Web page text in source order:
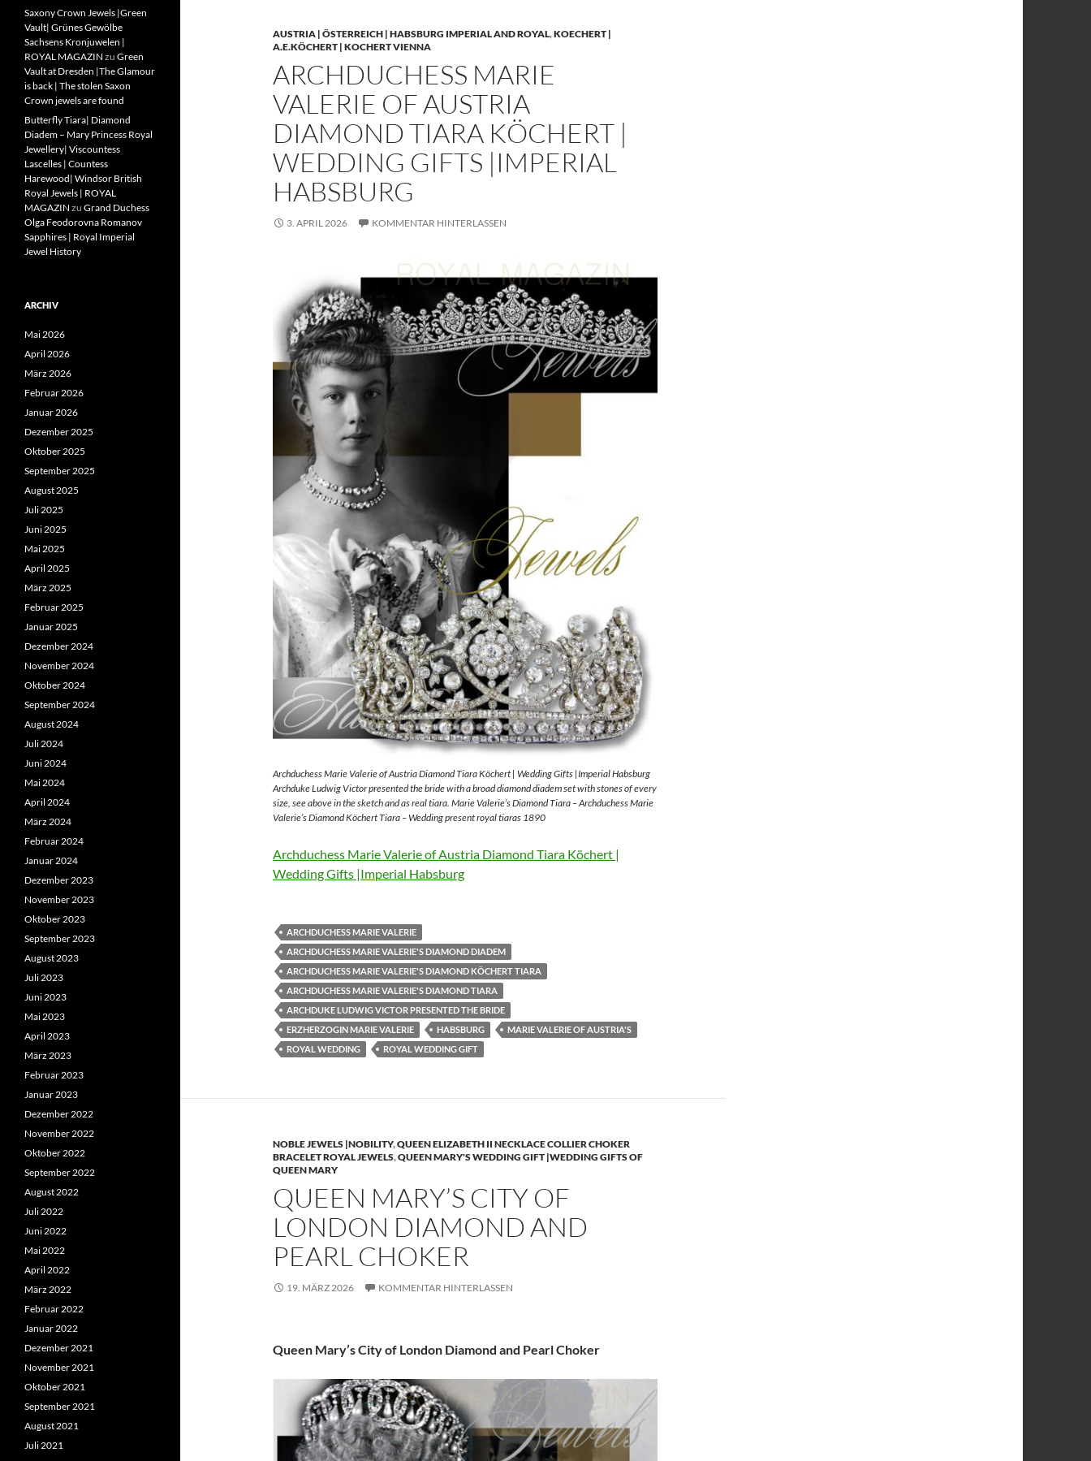
AUSTRIA | ÖSTERREICH | HABSBURG IMPERIAL AND ROYAL,KOECHERT |
A.E.KÖCHERT | KOCHERT VIENNA
ARCHDUCHESS MARIE
VALERIE OF AUSTRIA
DIAMOND TIARA KÖCHERT |
WEDDING GIFTS |IMPERIAL
HABSBURG
3. APRIL 2026 KOMMENTAR HINTERLASSEN
Archduchess Marie Valerie of Austria Diamond Tiara Köchert | Wedding Gifts |Imperial Habsburg
Archduke Ludwig Victor presented the bride with a broad diamond diadem set with stones of every
size, see above in the sketch and as real tiara. Marie Valerie’s Diamond Tiara – Archduchess Marie
Valerie’s Diamond Köchert Tiara – Wedding present royal tiaras 1890
Archduchess Marie Valerie of Austria Diamond Tiara Köchert |
Wedding Gifts |Imperial Habsburg
ARCHDUCHESS MARIE VALERIE
ARCHDUCHESS MARIE VALERIE'S DIAMOND DIADEM
ARCHDUCHESS MARIE VALERIE'S DIAMOND KÖCHERT TIARA
ARCHDUCHESS MARIE VALERIE'S DIAMOND TIARA
ARCHDUKE LUDWIG VICTOR PRESENTED THE BRIDE
ERZHERZOGIN MARIE VALERIE
HABSBURG
MARIE VALERIE OF AUSTRIA'S
ROYAL WEDDING
ROYAL WEDDING GIFT
NOBLE JEWELS |NOBILITY,QUEEN ELIZABETH II NECKLACE COLLIER CHOKER
BRACELET ROYAL JEWELS,QUEEN MARY'S WEDDING GIFT |WEDDING GIFTS OF
QUEEN MARY
QUEEN MARY’S CITY OF
LONDON DIAMOND AND
PEARL CHOKER
19. MÄRZ 2026 KOMMENTAR HINTERLASSEN
Queen Mary’s City of London Diamond and Pearl Choker
Saxony Crown Jewels |Green
Vault| Grünes Gewölbe
Sachsens Kronjuwelen |
ROYAL MAGAZIN zu Green
Vault at Dresden |The Glamour
is back | The stolen Saxon
Crown jewels are found
Butterfly Tiara| Diamond
Diadem – Mary Princess Royal
Jewellery| Viscountess
Lascelles | Countess
Harewood| Windsor British
Royal Jewels | ROYAL
MAGAZIN zu Grand Duchess
Olga Feodorovna Romanov
Sapphires | Royal Imperial
Jewel History
ARCHIV
Mai 2026
April 2026
März 2026
Februar 2026
Januar 2026
Dezember 2025
Oktober 2025
September 2025
August 2025
Juli 2025
Juni 2025
Mai 2025
April 2025
März 2025
Februar 2025
Januar 2025
Dezember 2024
November 2024
Oktober 2024
September 2024
August 2024
Juli 2024
Juni 2024
Mai 2024
April 2024
März 2024
Februar 2024
Januar 2024
Dezember 2023
November 2023
Oktober 2023
September 2023
August 2023
Juli 2023
Juni 2023
Mai 2023
April 2023
März 2023
Februar 2023
Januar 2023
Dezember 2022
November 2022
Oktober 2022
September 2022
August 2022
Juli 2022
Juni 2022
Mai 2022
April 2022
März 2022
Februar 2022
Januar 2022
Dezember 2021
November 2021
Oktober 2021
September 2021
August 2021
Juli 2021